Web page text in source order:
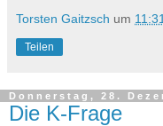
Torsten Gaitzsch um 11:31
Teilen
Donnerstag, 28.
Die K-Frage